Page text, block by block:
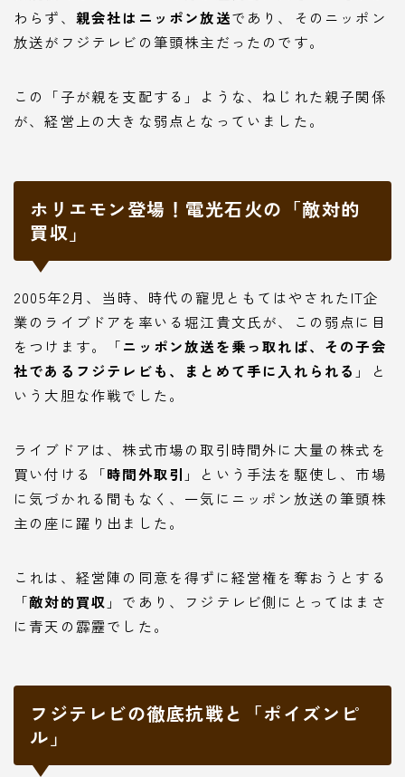
わらず、 親会社はニッポン放送であり、そのニッポン
放送がフジテレビの筆頭株主だったのです。
この「子が親を支配する」ような、ねじれた親子関係
が、経営上の大きな弱点となっていました。
ホリエモン登場！電光石火の「敵対的
買収」
2005年2月、当時、時代の寵児ともてはやされたIT企
業のライブドアを率いる堀江貴文氏が、この弱点に目
をつけます。「ニッポン放送を乗っ取れば、その子会
社であるフジテレビも、まとめて手に入れられる 」と
いう大胆な作戦でした。
ライブドアは、株式市場の取引時間外に大量の株式を
買い付ける「時間外取引 」という手法を駆使し、市場
に気づかれる間もなく、一気にニッポン放送の筆頭株
主の座に躍り出ました。
これは、経営陣の同意を得ずに経営権を奪おうとする
「敵対的買収 」であり、フジテレビ側にとってはまさ
に青天の霹靂でした。
フジテレビの徹底抗戦と「ポイズンピ
ル」